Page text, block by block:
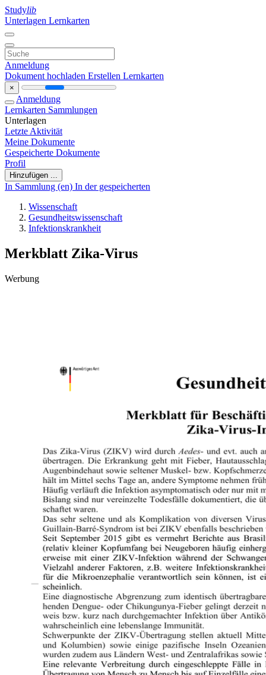
Studylib
Unterlagen Lernkarten
Anmeldung
Dokument hochladen Erstellen Lernkarten
×
Anmeldung
Lernkarten Sammlungen
Unterlagen
Letzte Aktivität
Meine Dokumente
Gespeicherte Dokumente
Profil
Hinzufügen ...
In Sammlung (en) In der gespeicherten
Wissenschaft
Gesundheitswissenschaft
Infektionskrankheit
Merkblatt Zika-Virus
Werbung